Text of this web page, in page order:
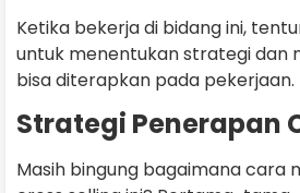
Ketika bekerja di bidang ini,
untuk menentukan strategi dan
bisa diterapkan pada pekerjaan.
Strategi Penerapan
Masih bingung bagaimana cara